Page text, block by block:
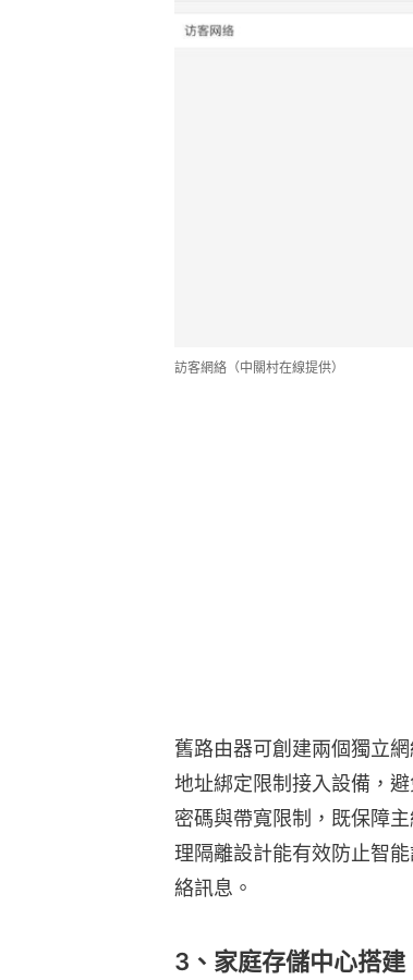
訪客網絡（中關村在線提供）
舊路由器可創建兩個獨立
地址綁定限制接入設備，
密碼與帶寬限制，既保障
理隔離設計能有效防止智
絡訊息。
3、家庭存儲中心搭建